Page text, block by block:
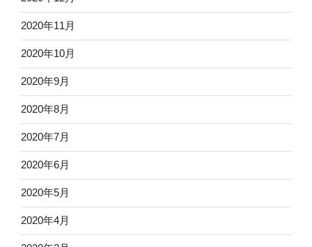
2020年11月
2020年10月
2020年9月
2020年8月
2020年7月
2020年6月
2020年5月
2020年4月